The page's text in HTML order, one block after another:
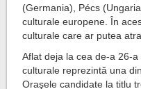
(Germania), Pécs
culturale europene. În
culturale care ar putea
Aflat deja la cea de-a 26-
culturale reprezintă una
Oraşele candidate la titlu